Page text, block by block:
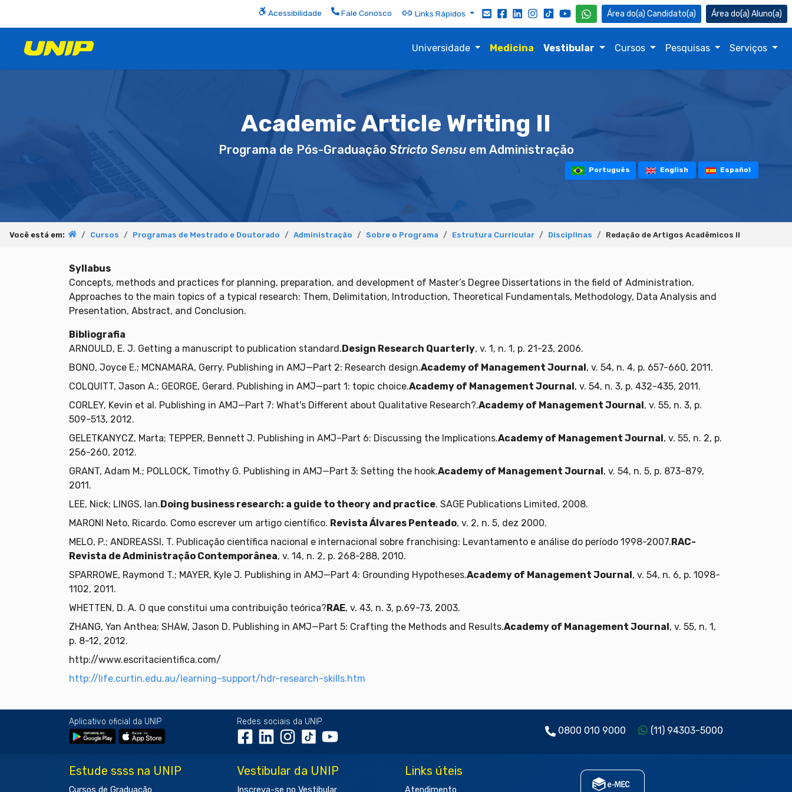
Acessibilidade Fale Conosco Links Rápidos Candidato(a) Aluno(a)
Universidade Medicina Vestibular Cursos Pesquisas Serviços
Academic Article Writing II
Programa de Pós-Graduação Stricto Sensuem Administração
Português English Español
Você está em: Cursos Programas de Mestrado e Doutorado Administração Sobre o Programa Estrutura Curricular Disciplinas Redação de Artigos Acadêmicos II
Syllabus
Concepts, methods and practices for planning, preparation, and development of Master’s Degree Dissertations in the field of Administration.
Approaches to the main topics of a typical research: Them, Delimitation, Introduction, Theoretical Fundamentals, Methodology, Data Analysis and
Presentation, Abstract, and Conclusion.
Bibliografia
ARNOULD, E. J. Getting a manuscript to publication standard. Design Research Quarterly, v. 1, n. 1, p. 21-23, 2006.
BONO, Joyce E.; MCNAMARA, Gerry. Publishing in AMJ—Part 2: Research design.Academy of Management Journal , v. 54, n. 4, p. 657-660, 2011.
COLQUITT, Jason A.; GEORGE, Gerard. Publishing in AMJ—part 1: topic choice.Academy of Management Journal , v. 54, n. 3, p. 432-435, 2011.
CORLEY, Kevin et al. Publishing in AMJ—Part 7: What's Different about Qualitative Research?.Academy of Management Journal , v. 55, n. 3, p.
509-513, 2012.
GELETKANYCZ, Marta; TEPPER, Bennett J. Publishing in AMJ–Part 6: Discussing the Implications.Academy of Management Journal , v. 55, n. 2, p.
256-260, 2012.
GRANT, Adam M.; POLLOCK, Timothy G. Publishing in AMJ—Part 3: Setting the hook.Academy of Management Journal , v. 54, n. 5, p. 873-879,
2011.
LEE, Nick; LINGS, Ian. Doing business research: a guide to theory and practice. SAGE Publications Limited, 2008.
MARONI Neto, Ricardo. Como escrever um artigo científico. Revista Álvares Penteado, v. 2, n. 5, dez 2000.
MELO, P.; ANDREASSI, T. Publicação científica nacional e internacional sobre franchising: Levantamento e análise do período 1998-2007. RAC-
Revista de Administração Contemporânea, v. 14, n. 2, p. 268-288, 2010.
SPARROWE, Raymond T.; MAYER, Kyle J. Publishing in AMJ—Part 4: Grounding Hypotheses.Academy of Management Journal , v. 54, n. 6, p. 1098-
1102, 2011.
WHETTEN, D. A. O que constitui uma contribuição teórica? RAE, v. 43, n. 3, p.69-73, 2003.
ZHANG, Yan Anthea; SHAW, Jason D. Publishing in AMJ—Part 5: Crafting the Methods and Results.Academy of Management Journal , v. 55, n. 1,
p. 8-12, 2012.
http://www.escritacientifica.com/
http://life.curtin.edu.au/learning-support/hdr-research-skills.htm
Aplicativo oficial da UNIP Redes sociais da UNIP
0800 010 9000 (11) 94303-5000
Estude ssss na UNIP Vestibular da UNIP Links úteis